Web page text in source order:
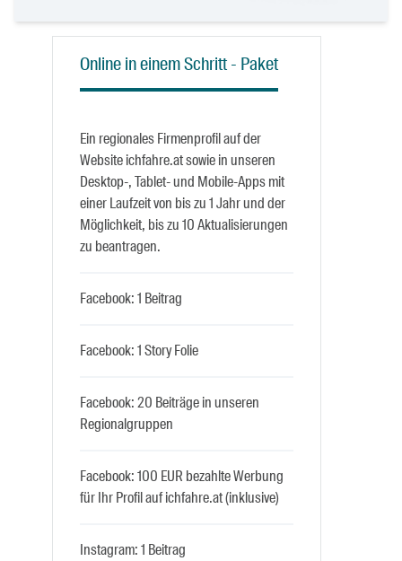
Online in einem Schritt - Paket
Ein regionales Firmenprofil auf der
Website ichfahre.at sowie in unseren
Desktop-, Tablet- und Mobile-Apps mit
einer Laufzeit von bis zu 1 Jahr und der
Möglichkeit, bis zu 10 Aktualisierungen
zu beantragen.
Facebook: 1 Beitrag
Facebook: 1 Story Folie
Facebook: 20 Beiträge in unseren
Regionalgruppen
Facebook: 100 EUR bezahlte Werbung
für Ihr Profil auf ichfahre.at (inklusive)
Instagram: 1 Beitrag